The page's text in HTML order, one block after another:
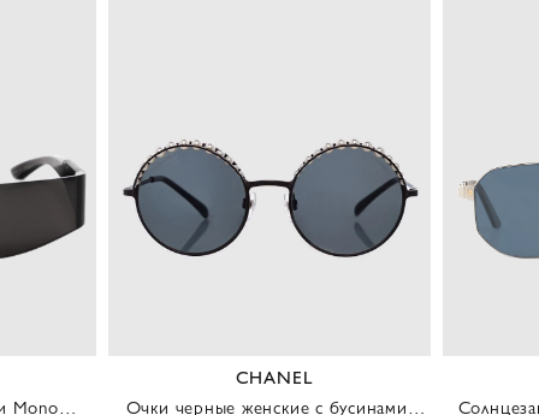
Очки черные женские с бусинами в
Солнцезащитные